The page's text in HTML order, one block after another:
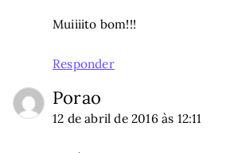
Muiiiito bom!!!
Responder
Porao
12 de abril de 2016 às 12:11